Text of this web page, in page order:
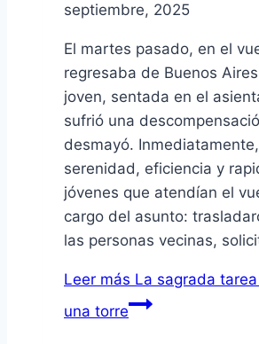
septiembre, 2025
El martes pasado, en el
regresaba de Buenos
joven, sentada en el
sufrió una
desmayó.
serenidad, eficiencia y
jóvenes que atendían el
cargo del asunto:
las personas vecinas,
Leer más La sagrada
una torre